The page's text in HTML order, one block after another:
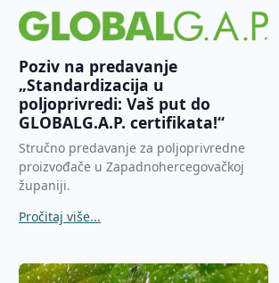
Poziv na predavanje
„Standardizacija u
poljoprivredi: Vaš put do
GLOBALG.A.P. certifikata!“
Stručno predavanje za poljoprivredne
proizvođače u Zapadnohercegovačkoj
županiji.
Pročitaj više...